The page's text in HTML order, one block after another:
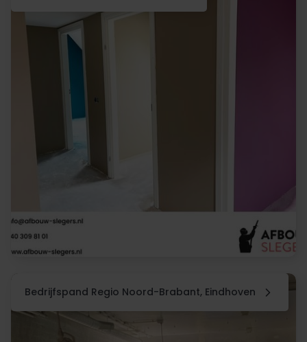
Bedrijfspand Regio Noord-Brabant, Eindhoven